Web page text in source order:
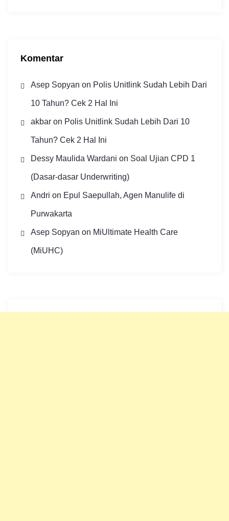
Komentar
Asep Sopyan on Polis Unitlink Sudah Lebih Dari
10 Tahun? Cek 2 Hal Ini
akbaron Polis Unitlink Sudah Lebih Dari 10
Tahun? Cek 2 Hal Ini
Dessy Maulida Wardani on Soal Ujian CPD 1
(Dasar-dasar Underwriting)
Andri on Epul Saepullah, Agen Manulife di
Purwakarta
Asep Sopyan on MiUltimate Health Care
(MiUHC)